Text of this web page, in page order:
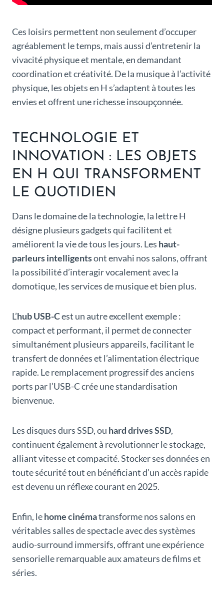
Ces loisirs permettent non seulement d’occuper
agréablement le temps, mais aussi d’entretenir la
vivacité physique et mentale, en demandant
coordination et créativité. De la musique à l’activité
physique, les objets en H s’adaptent à toutes les
envies et offrent une richesse insoupçonnée.
TECHNOLOGIE ET
INNOVATION : LES OBJETS
EN H QUI TRANSFORMENT
LE QUOTIDIEN
Dans le domaine de la technologie, la lettre H
désigne plusieurs gadgets qui facilitent et
améliorent la vie de tous les jours. Les haut-
parleurs intelligentsont envahi nos salons, offrant
la possibilité d’interagir vocalement avec la
domotique, les services de musique et bien plus.
L’hub USB-Cest un autre excellent exemple :
compact et performant, il permet de connecter
simultanément plusieurs appareils, facilitant le
transfert de données et l’alimentation électrique
rapide. Le remplacement progressif des anciens
ports par l’USB-C crée une standardisation
bienvenue.
Les disques durs SSD, ou hard drives SSD,
continuent également à revolutionner le stockage,
alliant vitesse et compacité. Stocker ses données en
toute sécurité tout en bénéficiant d’un accès rapide
est devenu un réflexe courant en 2025.
Enfin, lehome cinématransforme nos salons en
véritables salles de spectacle avec des systèmes
audio-surround immersifs, offrant une expérience
sensorielle remarquable aux amateurs de films et
séries.